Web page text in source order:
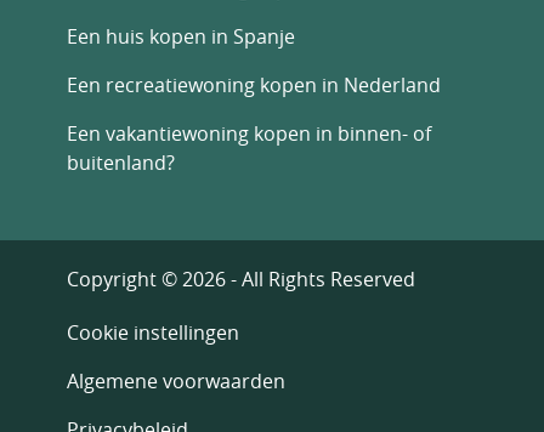
Een huis kopen in Spanje
Een recreatiewoning kopen in Nederland
Een vakantiewoning kopen in binnen- of
buitenland?
Copyright © 2026 - All Rights Reserved
Cookie instellingen
Algemene voorwaarden